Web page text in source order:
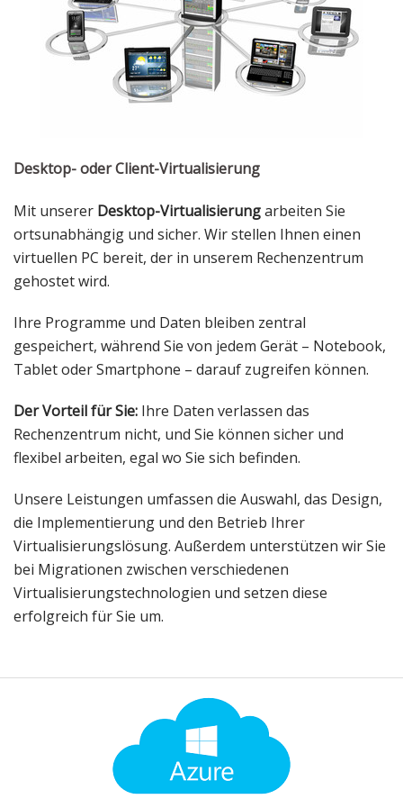
Desktop- oder Client-Virtualisierung
Mit unserer Desktop-Virtualisierungarbeiten Sie
ortsunabhängig und sicher. Wir stellen Ihnen einen
virtuellen PC bereit, der in unserem Rechenzentrum
gehostet wird.
Ihre Programme und Daten bleiben zentral
gespeichert, während Sie von jedem Gerät – Notebook,
Tablet oder Smartphone – darauf zugreifen können.
Der Vorteil für Sie: Ihre Daten verlassen das
Rechenzentrum nicht, und Sie können sicher und
flexibel arbeiten, egal wo Sie sich befinden.
Unsere Leistungen umfassen die Auswahl, das Design,
die Implementierung und den Betrieb Ihrer
Virtualisierungslösung. Außerdem unterstützen wir Sie
bei Migrationen zwischen verschiedenen
Virtualisierungstechnologien und setzen diese
erfolgreich für Sie um.